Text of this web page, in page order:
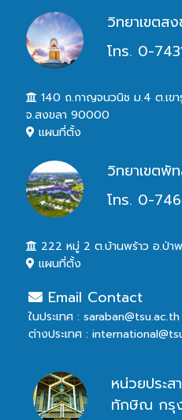
วิทยาเขตสง
โทร. 0-
140 ถ.กาญจนวนิช ม.4 ต.เข
จ.สงขลา 90000
แผนที่ตั้ง
วิทยาเขตพั
โทร. 0-
222 หมู่ 2 ต.บ้านพร้าว อ.ป่า
แผนที่ตั้ง
Email Contact
ในประเทศ : saraban@tsu.ac.th
ต่างประเทศ :
หน่วยประส
ทักษิณ กรุ